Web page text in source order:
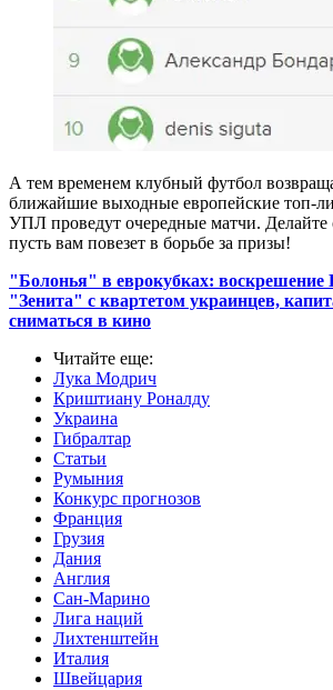
А тем временем клубный футбол
ближайшие выходные европейские топ-
УПЛ проведут очередные матчи.
пусть вам повезет в борьбе за призы!
"Болонья" в еврокубках: воскрешение
"Зенита" с квартетом украинцев,
сниматься в кино
Читайте еще:
Лука Модрич
Криштиану Роналду
Украина
Гибралтар
Статьи
Румыния
Конкурс прогнозов
Франция
Грузия
Дания
Англия
Сан-Марино
Лига наций
Лихтенштейн
Италия
Швейцария